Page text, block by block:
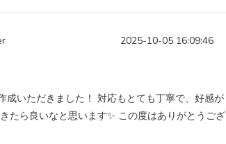
2025-10-05 16:09:46
いただきました！ 対応もとても丁寧で、好感が
たら良いなと思います✨ この度はありがとうござ